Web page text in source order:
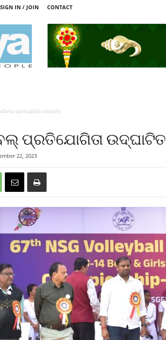
SIGN IN / JOIN CONTACT
ପ୍ରତିଯୋଗିତା ଉଦ୍‌ଘାଟିତ
ପ୍ରତିଯୋଗିତା ଉଦ୍‌ଘାଟିତ
22, 2023